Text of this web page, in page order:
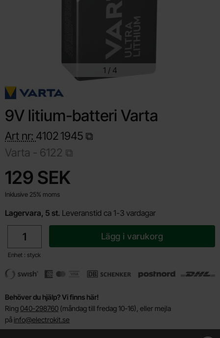
1 / 4
9V litium-batteri Varta
Art nr: 41021945
Varta - 6122
pris
129 SEK
Inklusive 25% moms
Lagervara, 5 st. Leveranstid ca 1-3 vardagar
Enhet : styck
Lägg i varukorg
Behöver du hjälp? Vi finns här!
Ring 040-298760 (måndag till fredag 10-16), eller mejla
på info@electrokit.se